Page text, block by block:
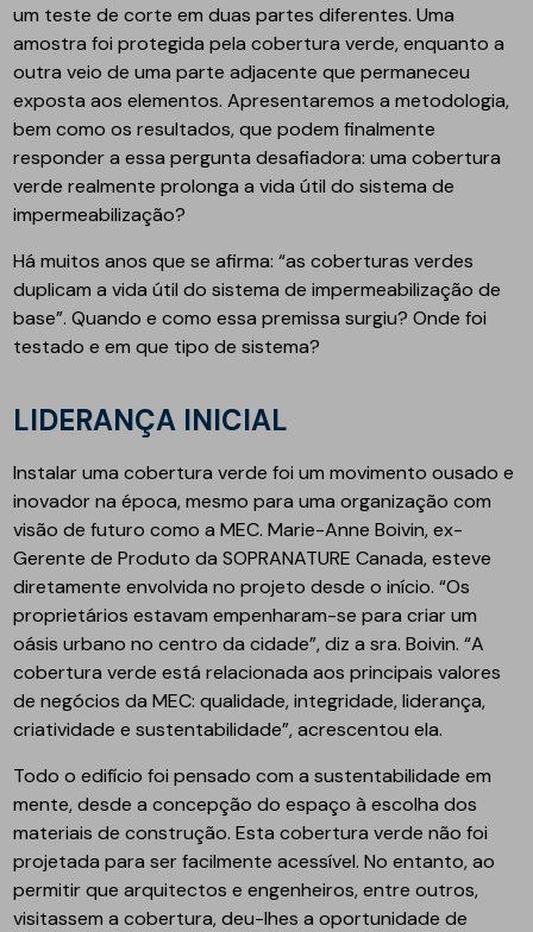
um teste de corte em duas partes diferentes. Uma
amostra foi protegida pela cobertura verde, enquanto a
outra veio de uma parte adjacente que permaneceu
exposta aos elementos. Apresentaremos a metodologia,
bem como os resultados, que podem finalmente
responder a essa pergunta desafiadora: uma cobertura
verde realmente prolonga a vida útil do sistema de
impermeabilização?
Há muitos anos que se afirma: “as coberturas verdes
duplicam a vida útil do sistema de impermeabilização de
base”. Quando e como essa premissa surgiu? Onde foi
testado e em que tipo de sistema?
LIDERANÇA INICIAL
Instalar uma cobertura verde foi um movimento ousado e
inovador na época, mesmo para uma organização com
visão de futuro como a MEC. Marie-Anne Boivin, ex-
Gerente de Produto da SOPRANATURE Canada, esteve
diretamente envolvida no projeto desde o início. “Os
proprietários estavam empenharam-se para criar um
oásis urbano no centro da cidade”, diz a sra. Boivin. “A
cobertura verde está relacionada aos principais valores
de negócios da MEC: qualidade, integridade, liderança,
criatividade e sustentabilidade”, acrescentou ela.
Todo o edifício foi pensado com a sustentabilidade em
mente, desde a concepção do espaço à escolha dos
materiais de construção. Esta cobertura verde não foi
projetada para ser facilmente acessível. No entanto, ao
permitir que arquitectos e engenheiros, entre outros,
visitassem a cobertura, deu-lhes a oportunidade de